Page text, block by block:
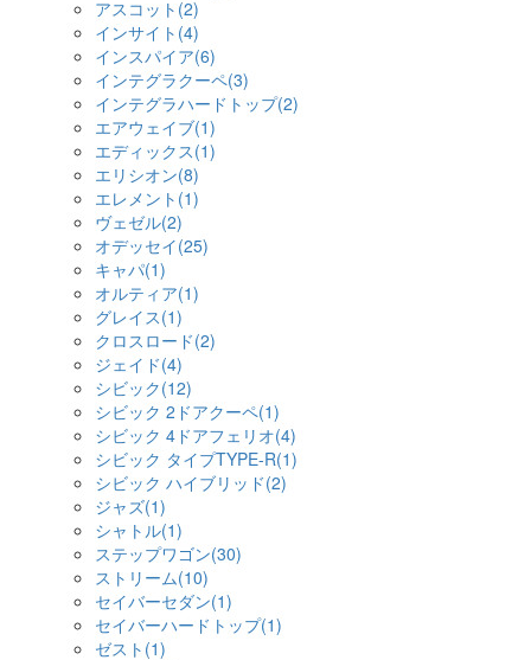
アスコット(2)
インサイト(4)
インスパイア(6)
インテグラクーペ(3)
インテグラハードトップ(2)
エアウェイブ(1)
エディックス(1)
エリシオン(8)
エレメント(1)
ヴェゼル(2)
オデッセイ(25)
キャパ(1)
オルティア(1)
グレイス(1)
クロスロード(2)
ジェイド(4)
シビック(12)
シビック 2ドアクーペ(1)
シビック 4ドアフェリオ(4)
シビック タイプTYPE-R(1)
シビック ハイブリッド(2)
ジャズ(1)
シャトル(1)
ステップワゴン(30)
ストリーム(10)
セイバーセダン(1)
セイバーハードトップ(1)
ゼスト(1)